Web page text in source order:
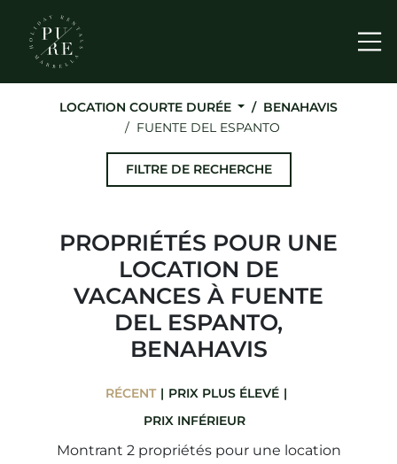
LOCATION COURTE DURÉE
BENAHAVIS
FUENTE DEL ESPANTO
FILTRE DE RECHERCHE
PROPRIÉTÉS POUR UNE
LOCATION DE
VACANCES À FUENTE
DEL ESPANTO,
BENAHAVIS
RÉCENT
PRIX ​​PLUS ÉLEVÉ
PRIX ​​INFÉRIEUR
Montrant 2 propriétés pour une location